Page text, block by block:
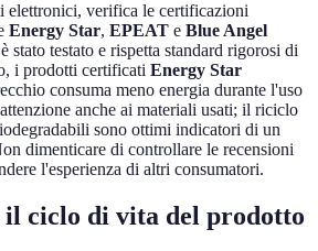
elettronici, verifica le certificazioni
Energy Star, EPEAT e Blue Angel
stato testato e rispetta standard rigorosi di
i prodotti certificati Energy Star
consuma meno energia durante l'uso
anche ai materiali usati; il riciclo
sono ottimi indicatori di un
dimenticare di controllare le recensioni
l'esperienza di altri consumatori.
il ciclo di vita del prodotto